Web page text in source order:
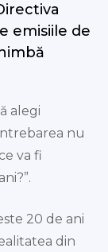
emisiile de
alegi
nu
va fi
20 de ani
din